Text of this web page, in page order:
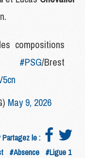
compositions
#PSG/Brest
May 9, 2026
Partagez le :
#Absence #Ligue 1